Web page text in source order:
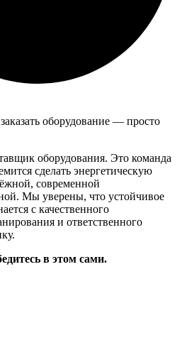
оборудование — просто
оборудования. Это команда
сделать энергетическую
современной
Мы уверены, что устойчивое
с качественного
и ответственного
в этом сами.